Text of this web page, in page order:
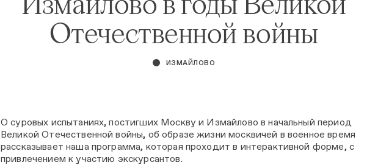
Отечественной войны
ИЗМАЙЛОВО
О суровых испытаниях, постигших Москву и Измайлово в начальный период
Великой Отечественной войны, об образе жизни москвичей в военное время
рассказывает наша программа, которая проходит в интерактивной форме, с
привлечением к участию экскурсантов.